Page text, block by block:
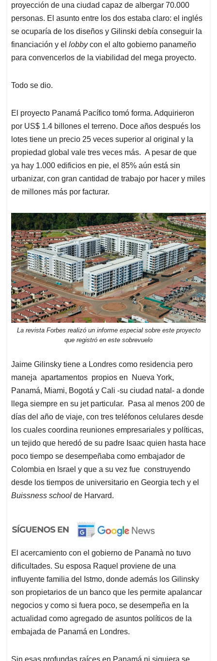
proyección de una ciudad capaz de albergar 70.000
personas. El asunto entre los dos estaba claro: el inglés
se ocuparía de los diseños y Gilinski debía conseguir la
financiación y el lobbycon el alto gobierno panameño
para convencerlos de la viabilidad del mega proyecto.
Todo se dio.
El proyecto Panamá Pacífico tomó forma. Adquirieron
por US$ 1.4 billones el terreno. Doce años después los
lotes tiene un precio 25 veces superior al original y la
propiedad global vale tres veces más. A pesar de que
ya hay 1.000 edificios en pie, el 85% aún está sin
urbanizar, con gran cantidad de trabajo por hacer y miles
de millones más por facturar.
La revista Forbes realizó un informe especial sobre este proyecto
que registró en este sobrevuelo
Jaime Gilinsky tiene a Londres como residencia pero
maneja apartamentos propios en Nueva York,
Panamá, Miami, Bogotá y Cali -su ciudad natal- a donde
llega siempre en su jet particular. Pasa al menos 200 de
días del año de viaje, con tres teléfonos celulares desde
los cuales coordina reuniones empresariales y políticas,
un tejido que heredó de su padre Isaac quien hasta hace
poco tiempo se desempeñaba como embajador de
Colombia en Israel y que a su vez fue construyendo
desde los tiempos de universitario en Georgia tech y el
Buissness school de Harvard.
El acercamiento con el gobierno de Panamà no tuvo
dificultades. Su esposa Raquel proviene de una
influyente familia del Istmo, donde además los Gilinsky
son propietarios de un banco que les permite apalancar
negocios y como si fuera poco, se desempeña en la
actualidad como agregado de asuntos políticos de la
embajada de Panamá en Londres.
Sin esas profundas raíces en Panamá ni siquiera se